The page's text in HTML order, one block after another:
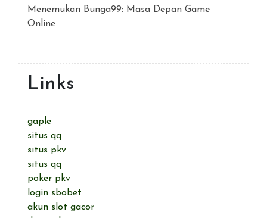
Menemukan Bunga99: Masa Depan Game
Online
Links
gaple
situs qq
situs pkv
situs qq
poker pkv
login sbobet
akun slot gacor